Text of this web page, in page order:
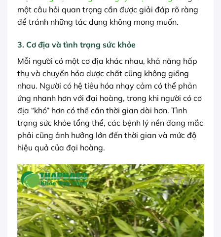
một câu hỏi quan trọng cần được giải đáp rõ ràng
để tránh những tác dụng không mong muốn.
3. Cơ địa và tình trạng sức khỏe
Mỗi người có một cơ địa khác nhau, khả năng hấp
thụ và chuyển hóa dược chất cũng không giống
nhau. Người có hệ tiêu hóa nhạy cảm có thể phản
ứng nhanh hơn với đại hoàng, trong khi người có cơ
địa “khó” hơn có thể cần thời gian dài hơn. Tình
trạng sức khỏe tổng thể, các bệnh lý nền đang mắc
phải cũng ảnh hưởng lớn đến thời gian và mức độ
hiệu quả của đại hoàng.